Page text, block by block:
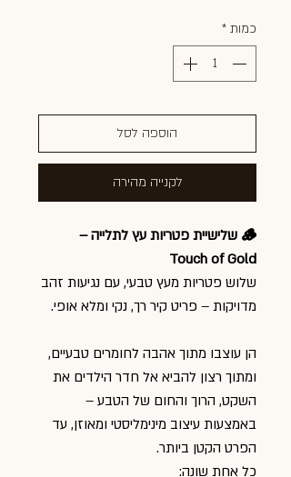
כמות *
הוספה לסל
לקנייה מהירה
🪵 שלישיית פטריות עץ לתלייה –
Touch of Gold
שלוש פטריות מעץ טבעי, עם נגיעות זהב
מדויקות – פריט קיר רך, נקי ומלא אופי.
הן עוצבו מתוך אהבה לחומרים טבעיים,
ומתוך רצון להביא אל חדר הילדים את
השקט, הרוך והחום של הטבע –
באמצעות עיצוב מינימליסטי ומאוזן, עד
הפרט הקטן ביותר.
כל אחת שונה: